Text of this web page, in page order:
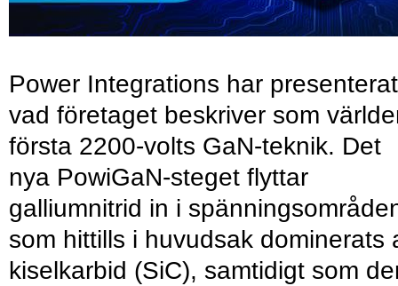
Power Integrations har presenterat
vad företaget beskriver som
första 2200-volts GaN-teknik. Det
nya PowiGaN-steget flyttar
galliumnitrid in i
som hittills i huvudsak dominerats
kiselkarbid (SiC), samtidigt som